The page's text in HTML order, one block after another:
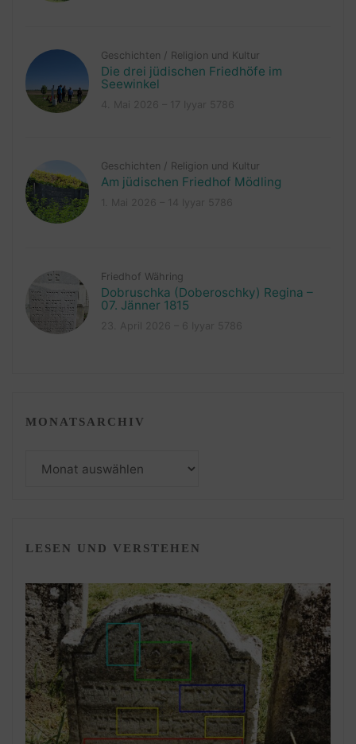
Geschichten / Religion und Kultur
Die drei jüdischen Friedhöfe im
Seewinkel
Geschichten / Religion und Kultur
Am jüdischen Friedhof Mödling
Friedhof Währing
Dobruschka (Doberoschky) Regina –
07. Jänner 1815
MONATSARCHIV
LESEN UND VERSTEHEN